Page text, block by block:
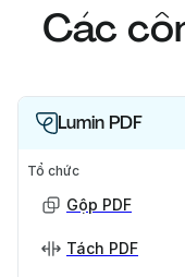
Các
Lumin PDF
Tổ chức
Gộp PDF
Tách PDF